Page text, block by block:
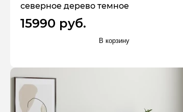
северное дерево темное
15990 руб.
В корзину